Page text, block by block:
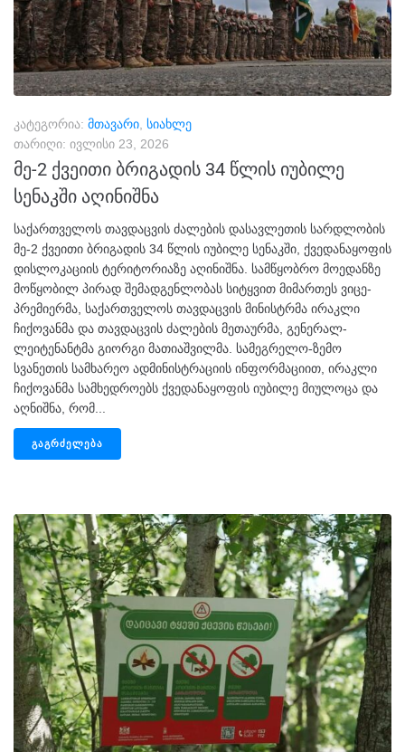
კატეგორია: მთავარი სიახლე
თარიღი: ივლისი 23, 2026
მე-2 ქვეითი ბრიგადის 34 წლის იუბილე
სენაკში აღინიშნა
საქართველოს თავდაცვის ძალების დასავლეთის სარდლობის
მე-2 ქვეითი ბრიგადის 34 წლის იუბილე სენაკში, ქვედანაყოფის
დისლოკაციის ტერიტორიაზე აღინიშნა. სამწყობრო მოედანზე
მოწყობილ პირად შემადგენლობას სიტყვით მიმართეს ვიცე-
პრემიერმა, საქართველოს თავდაცვის მინისტრმა ირაკლი
ჩიქოვანმა და თავდაცვის ძალების მეთაურმა, გენერალ-
ლეიტენანტმა გიორგი მათიაშვილმა. სამეგრელო-ზემო
სვანეთის სამხარეო ადმინისტრაციის ინფორმაციით, ირაკლი
ჩიქოვანმა სამხედროებს ქვედანაყოფის იუბილე მიულოცა და
აღნიშნა, რომ...
ᲒᲐᲒᲠᲫᲔᲚᲔᲑᲐ